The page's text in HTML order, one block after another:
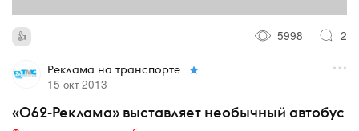
5998 2
Реклама на транспорте
15 окт 2013
«062-Реклама» выставляет необычный автобус